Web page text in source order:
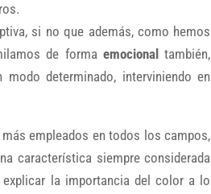
si no que además, como hemos
de formaemocional también,
determinado, interviniendo en
empleados en todos los campos,
característica siempre considerada
la importancia del color a lo